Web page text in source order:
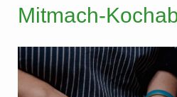
Mitmach-